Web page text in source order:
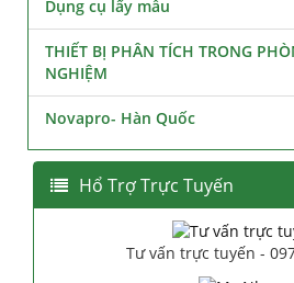
Dụng cụ lấy mẫu
THIẾT BỊ PHÂN TÍCH TRONG
NGHIỆM
Novapro- Hàn Quốc
Hổ Trợ Trực Tuyến
Tư vấn trực tuyến -